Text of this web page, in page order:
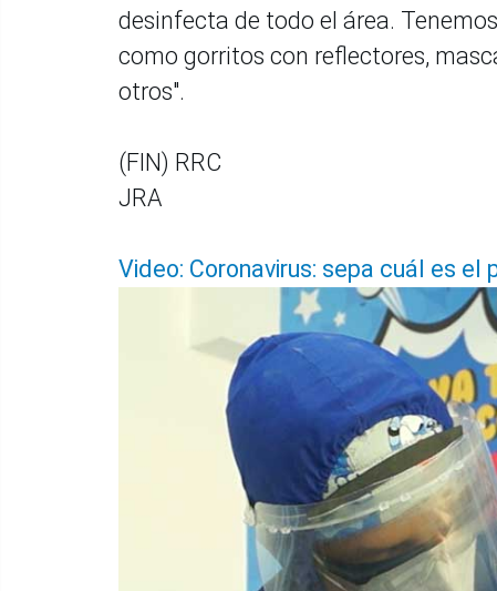
desinfecta de todo el área.
como gorritos con reflectores,
otros".
(FIN) RRC
JRA
Video: Coronavirus: sepa cuál es